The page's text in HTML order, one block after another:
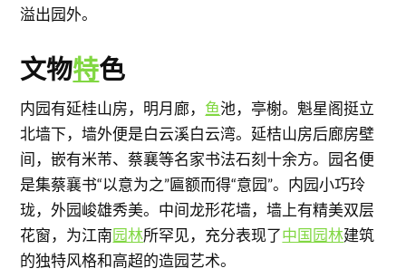
溢出园外。
文物特色
内园有延桂山房，明月廊， 鱼池，亭榭。魁星阁挺立
北墙下，墙外便是白云溪白云湾。延桔山房后廊房壁
间，嵌有米芾、蔡襄等名家书法石刻十余方。园名便
是集蔡襄书“以意为之”匾额而得“意园”。内园小巧玲
珑，外园峻雄秀美。中间龙形花墙，墙上有精美双层
花窗，为江南园林所罕见，充分表现了中国园林建筑
的独特风格和高超的造园艺术。